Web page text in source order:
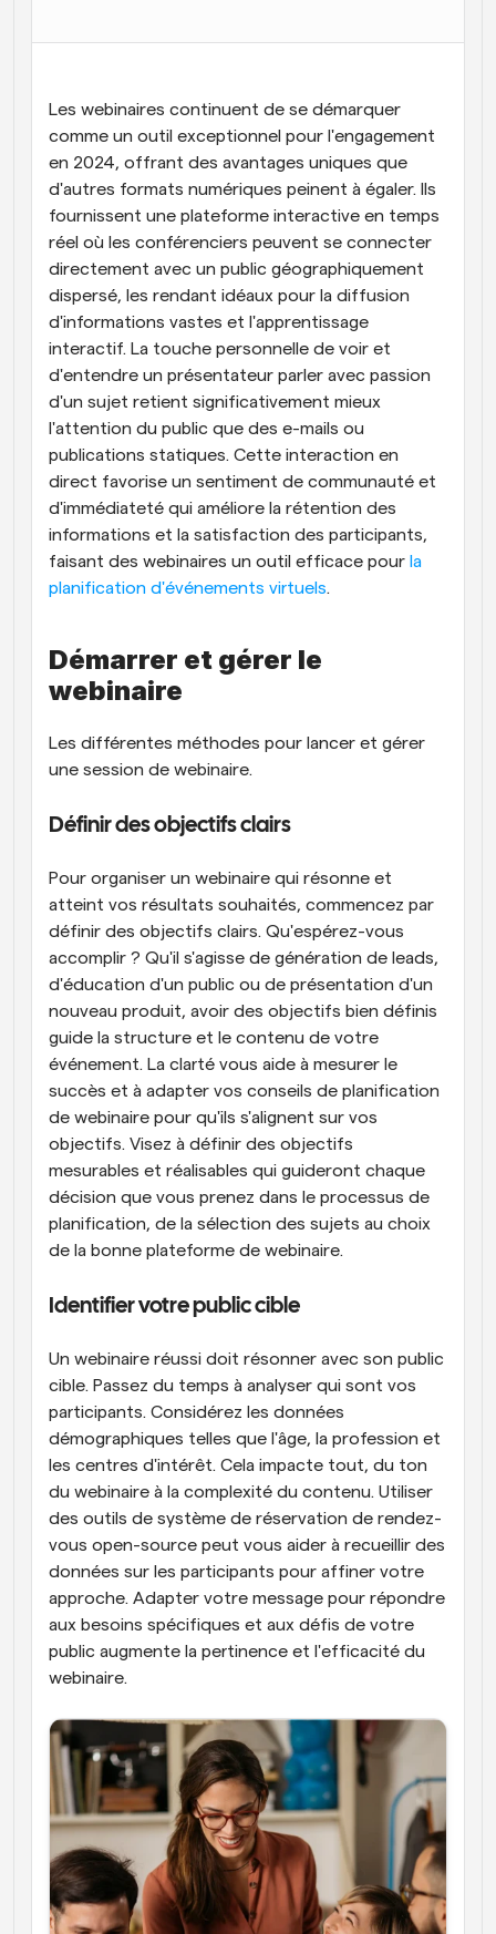
Programmation surpuissante avec des appels
alimentés par l'IA
Blog
Restez à jour avec les dernières nouvelles et mises à
jour
Réunions instantanées
Rencontrez des clients en quelques minutes
Liens de groupe dynamique
Réservez facilement des réunions avec plusieurs
personnes
Webhooks
Soyez informé lorsque quelque chose se passe
Les webinaires continuent de se démarquer
comme un outil exceptionnel pour l'engagement
en 2024, offrant des avantages uniques que
d'autres formats numériques peinent à égaler. Ils
fournissent une plateforme interactive en temps
réel où les conférenciers peuvent se connecter
directement avec un public géographiquement
dispersé, les rendant idéaux pour la diffusion
d'informations vastes et l'apprentissage
interactif. La touche personnelle de voir et
d'entendre un présentateur parler avec passion
d'un sujet retient significativement mieux
l'attention du public que des e-mails ou
publications statiques. Cette interaction en
direct favorise un sentiment de communauté et
d'immédiateté qui améliore la rétention des
informations et la satisfaction des participants,
faisant des webinaires un outil efficace pour la
planification d'événements virtuels.
Démarrer et gérer le
webinaire
Les différentes méthodes pour lancer et gérer
une session de webinaire.
Définir des objectifs clairs
Pour organiser un webinaire qui résonne et
atteint vos résultats souhaités, commencez par
définir des objectifs clairs. Qu'espérez-vous
accomplir ? Qu'il s'agisse de génération de leads,
d'éducation d'un public ou de présentation d'un
nouveau produit, avoir des objectifs bien définis
guide la structure et le contenu de votre
événement. La clarté vous aide à mesurer le
succès et à adapter vos conseils de planification
de webinaire pour qu'ils s'alignent sur vos
objectifs. Visez à définir des objectifs
mesurables et réalisables qui guideront chaque
décision que vous prenez dans le processus de
planification, de la sélection des sujets au choix
de la bonne plateforme de webinaire.
Identifier votre public cible
Un webinaire réussi doit résonner avec son public
cible. Passez du temps à analyser qui sont vos
participants. Considérez les données
démographiques telles que l'âge, la profession et
les centres d'intérêt. Cela impacte tout, du ton
du webinaire à la complexité du contenu. Utiliser
des outils de système de réservation de rendez-
vous open-source peut vous aider à recueillir des
données sur les participants pour affiner votre
approche. Adapter votre message pour répondre
aux besoins spécifiques et aux défis de votre
public augmente la pertinence et l'efficacité du
webinaire.